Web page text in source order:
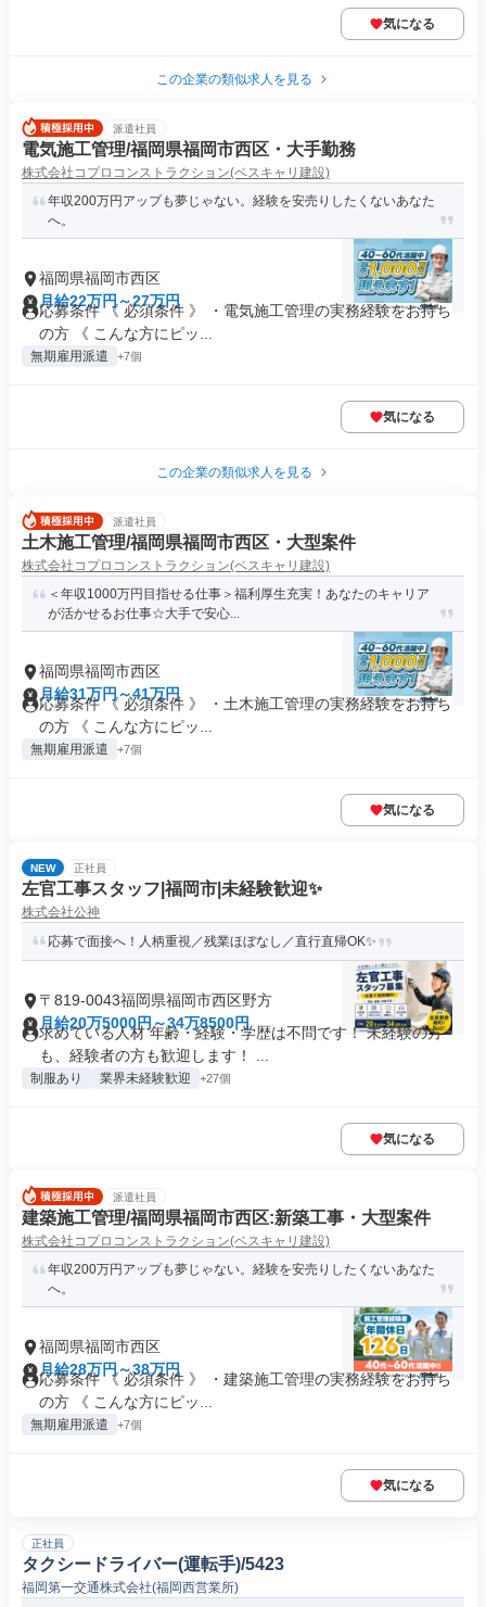
気になる
この企業の類似求人を見る
派遣社員
電気施工管理/福岡県福岡市西区・大手勤務
株式会社コプロコンストラクション(ベスキャリ建設)
年収200万円アップも夢じゃない。経験を安売りしたくないあなた
へ。
福岡県福岡市西区
月給22万円～27万円
応募条件 《 必須条件 》 ・電気施工管理の実務経験をお持ち
の方 《 こんな方にピッ...
無期雇用派遣 +7個
気になる
この企業の類似求人を見る
派遣社員
土木施工管理/福岡県福岡市西区・大型案件
株式会社コプロコンストラクション(ベスキャリ建設)
＜年収1000万円目指せる仕事＞福利厚生充実！あなたのキャリア
が活かせるお仕事☆大手で安心...
福岡県福岡市西区
月給31万円～41万円
応募条件 《 必須条件 》 ・土木施工管理の実務経験をお持ち
の方 《 こんな方にピッ...
無期雇用派遣 +7個
気になる
NEW 正社員
左官工事スタッフ|福岡市|未経験歓迎✨
株式会社公神
応募で面接へ！人柄重視／残業ほぼなし／直行直帰OK✨
〒819-0043福岡県福岡市西区野方
月給20万5000円～34万8500円
求めている人材 年齢・経験・学歴は不問です！ 未経験の方
も、経験者の方も歓迎します！ ...
制服あり 業界未経験歓迎 +27個
気になる
派遣社員
建築施工管理/福岡県福岡市西区:新築工事・大型案件
株式会社コプロコンストラクション(ベスキャリ建設)
年収200万円アップも夢じゃない。経験を安売りしたくないあなた
へ。
福岡県福岡市西区
月給28万円～38万円
応募条件 《 必須条件 》 ・建築施工管理の実務経験をお持ち
の方 《 こんな方にピッ...
無期雇用派遣 +7個
気になる
正社員
タクシードライバー(運転手)/5423
福岡第一交通株式会社(福岡西営業所)